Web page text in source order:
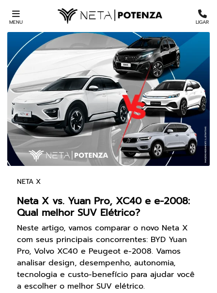
MENU LIGAR
NETA X
Neta X vs. Yuan Pro, XC40 e e-2008:
Qual melhor SUV Elétrico?
Neste artigo, vamos comparar o novo Neta X
com seus principais concorrentes: BYD Yuan
Pro, Volvo XC40 e Peugeot e-2008. Vamos
analisar design, desempenho, autonomia,
tecnologia e custo-benefício para ajudar você
a escolher o melhor SUV elétrico.